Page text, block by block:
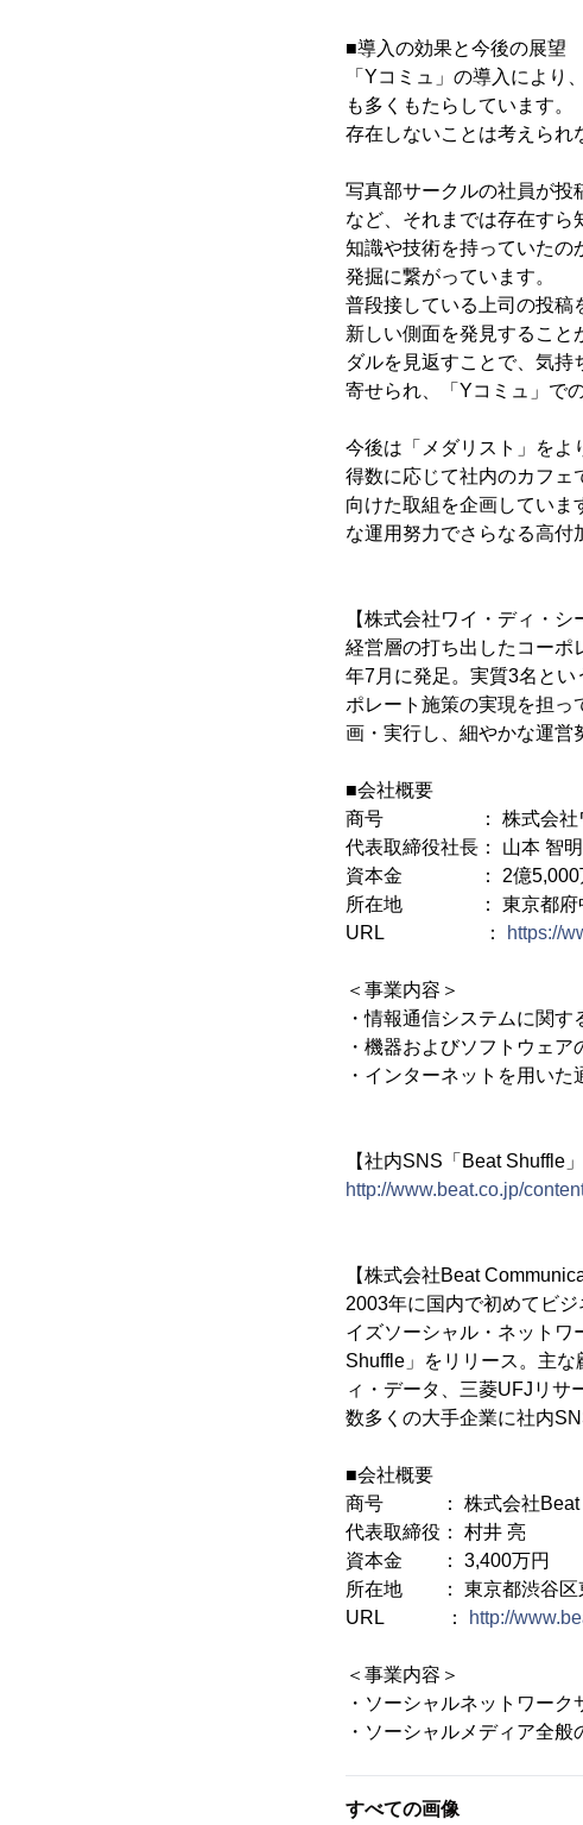
■導入の効果と今後の展望
「Yコミュ」の導入により
も多くもたらしています
存在しないことは考えられ
写真部サークルの社員が投
など、それまでは存在すら
知識や技術を持っていたの
発掘に繋がっています。
普段接している上司の投稿
新しい側面を発見すること
ダルを見返すことで、気
寄せられ、「Yコミュ」で
今後は「メダリスト」をよ
得数に応じて社内のカフェ
向けた取組を企画していま
な運用努力でさらなる高付
【株式会社ワイ・ディ・
経営層の打ち出したコーポ
年7月に発足。実質3名と
ポレート施策の実現を担っ
画・実行し、細やかな運営
■会社概要
商号 ： 株式会社ワ
代表取締役社長： 山本 智明
資本金 ： 2億5,000
所在地 ： 東京都府中
URL ：
https://
＜事業内容＞
・情報通信システムに関
・機器およびソフトウェ
・インターネットを用い
【社内SNS「Beat Shuffle
http://www.beat.co.jp/
【株式会社Beat
2003年に国内で初めてビ
イズソーシャル・ネット
Shuffle」をリリース。主
ィ・データ、三菱UFJリサ
数多くの大手企業に社内
■会社概要
商号 ： 株式会社Beat
代表取締役： 村井 亮
資本金 ： 3,400万円
所在地 ： 東京都渋谷区
URL ：
http://
＜事業内容＞
・ソーシャルネットワー
・ソーシャルメディア全
すべての画像